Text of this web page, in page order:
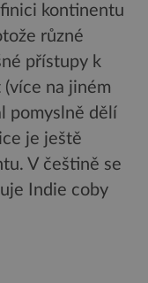
kontinentu
různé
přístupy k
na jiném
pomyslně dělí
je ještě
V češtině se
Indie coby